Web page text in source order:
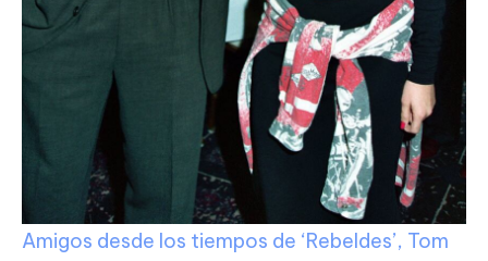
Amigos desde los tiempos de ‘Rebeldes’, Tom